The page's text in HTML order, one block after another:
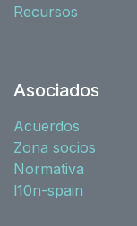
Recursos
Asociados
Acuerdos
Zona socios
Normativa
l10n-spain